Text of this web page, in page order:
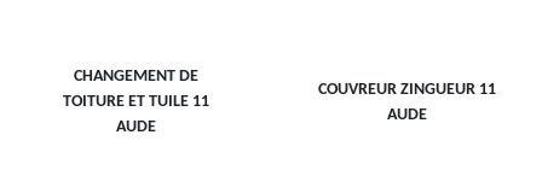
CHANGEMENT DE
TOITURE ET TUILE 11
AUDE
COUVREUR ZINGUEUR 11
AUDE